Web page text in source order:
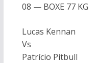
08 — BOXE 77 KG
Lucas Kennan
Vs
Patrício Pitbull